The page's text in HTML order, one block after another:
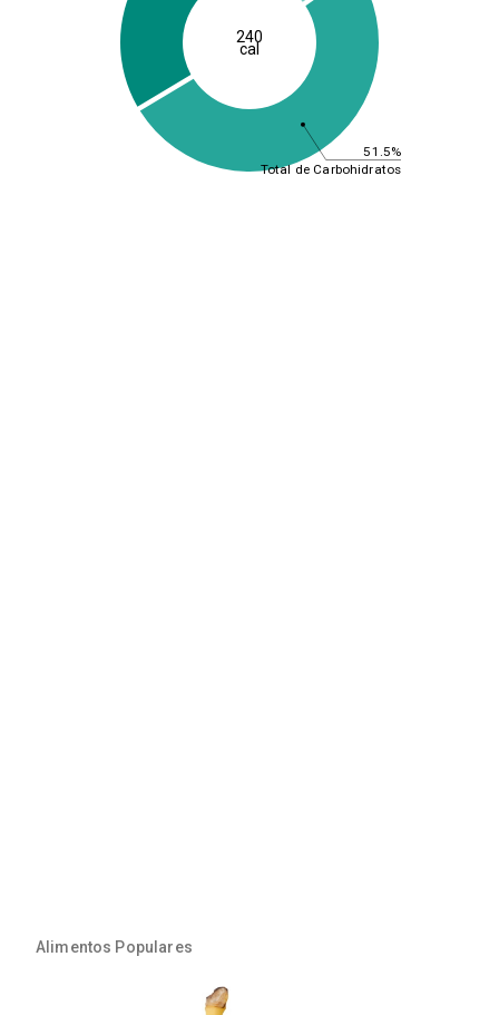
51.5%
Total de Carbohidratos
240
cal
Alimentos Populares